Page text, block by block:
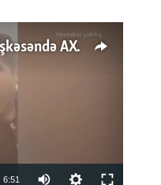
'Məni təpiklədilər ki...' - Daşkəsəndə AXCP fəalının yaxınları onun həbsinə etiraz edirlər
available
6:51